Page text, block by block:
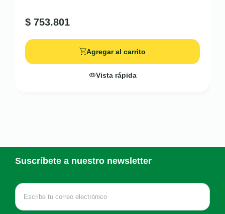
$ 753.801
Agregar al carrito
Vista rápida
Suscríbete a nuestro newsletter